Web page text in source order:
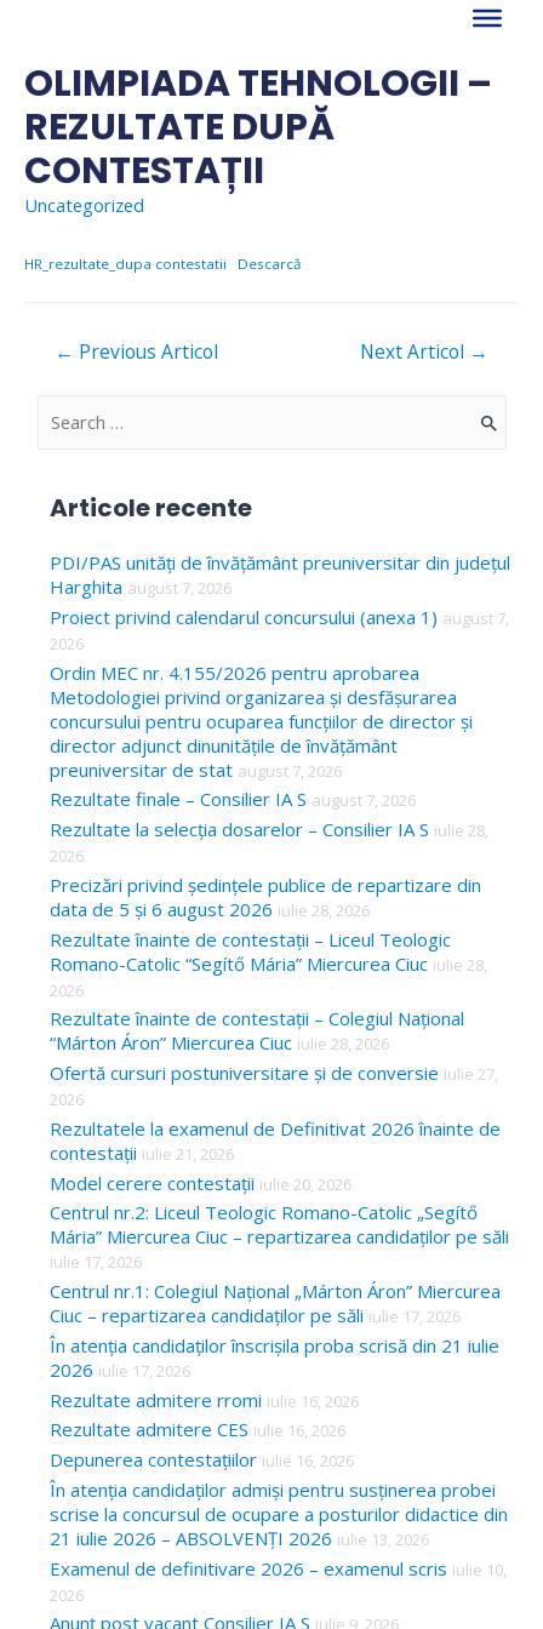
content
OLIMPIADA TEHNOLOGII –
REZULTATE DUPĂ
CONTESTAȚII
Uncategorized
HR_rezultate_dupa contestatii Descarcă
Navigare
← Previous Articol Next Articol →
S
c
h
f
o
r
Articole recente
PDI/PAS unități de învățământ preuniversitar din județul
Harghita august 7, 2026
Proiect privind calendarul concursului (anexa 1) august 7,
2026
Ordin MEC nr. 4.155/2026 pentru aprobarea
Metodologiei privind organizarea și desfășurarea
concursului pentru ocuparea funcțiilor de director și
director adjunct dinunitățile de învățământ
preuniversitar de stat august 7, 2026
Rezultate finale – Consilier IA S august 7, 2026
Rezultate la selecția dosarelor – Consilier IA S iulie 28,
2026
Precizări privind ședințele publice de repartizare din
data de 5 și 6 august 2026 iulie 28, 2026
Rezultate înainte de contestații – Liceul Teologic
Romano-Catolic “Segítő Mária” Miercurea Ciuc iulie 28,
2026
Rezultate înainte de contestații – Colegiul Național
“Márton Áron” Miercurea Ciuc iulie 28, 2026
Ofertă cursuri postuniversitare și de conversie iulie 27,
2026
Rezultatele la examenul de Definitivat 2026 înainte de
contestații iulie 21, 2026
Model cerere contestații iulie 20, 2026
Centrul nr.2: Liceul Teologic Romano-Catolic „Segítő
Mária” Miercurea Ciuc – repartizarea candidaților pe săli
iulie 17, 2026
Centrul nr.1: Colegiul Național „Márton Áron” Miercurea
Ciuc – repartizarea candidaților pe săli iulie 17, 2026
În atenția candidaților înscrișila proba scrisă din 21 iulie
2026 iulie 17, 2026
Rezultate admitere rromi iulie 16, 2026
Rezultate admitere CES iulie 16, 2026
Depunerea contestațiilor iulie 16, 2026
În atenția candidaților admiși pentru susținerea probei
scrise la concursul de ocupare a posturilor didactice din
21 iulie 2026 – ABSOLVENȚI 2026 iulie 13, 2026
Examenul de definitivare 2026 – examenul scris iulie 10,
2026
Anunț post vacant Consilier IA S iulie 9, 2026